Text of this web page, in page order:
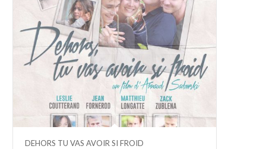
DEHORS TU VAS AVOIR SI FROID